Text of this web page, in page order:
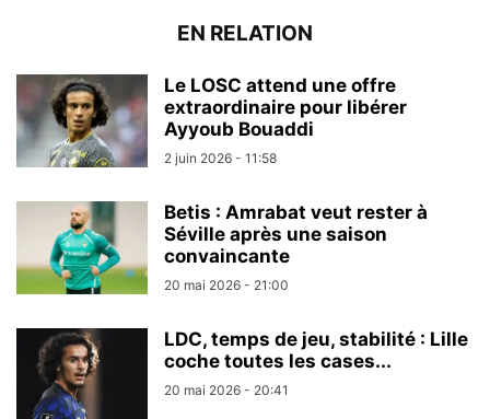
EN RELATION
Le LOSC attend une offre
extraordinaire pour libérer
Ayyoub Bouaddi
2 juin 2026 - 11:58
Betis : Amrabat veut rester à
Séville après une saison
convaincante
20 mai 2026 - 21:00
LDC, temps de jeu, stabilité : Lille
coche toutes les cases...
20 mai 2026 - 20:41